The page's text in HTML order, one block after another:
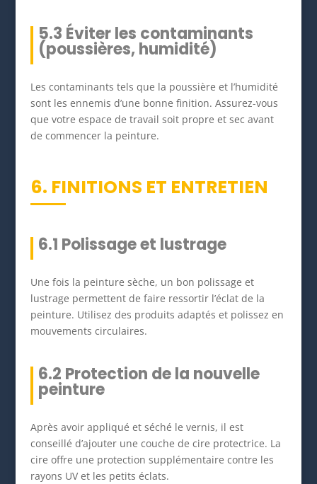
5.3 Éviter les contaminants
(poussières, humidité)
Les contaminants tels que la poussière et l’humidité
sont les ennemis d’une bonne finition. Assurez-vous
que votre espace de travail soit propre et sec avant
de commencer la peinture.
6. FINITIONS ET ENTRETIEN
6.1 Polissage et lustrage
Une fois la peinture sèche, un bon polissage et
lustrage permettent de faire ressortir l’éclat de la
peinture. Utilisez des produits adaptés et polissez en
mouvements circulaires.
6.2 Protection de la nouvelle
peinture
Après avoir appliqué et séché le vernis, il est
conseillé d’ajouter une couche de cire protectrice. La
cire offre une protection supplémentaire contre les
rayons UV et les petits éclats.